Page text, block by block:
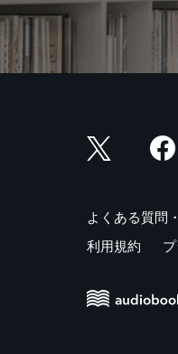
よくある質問
利用規約